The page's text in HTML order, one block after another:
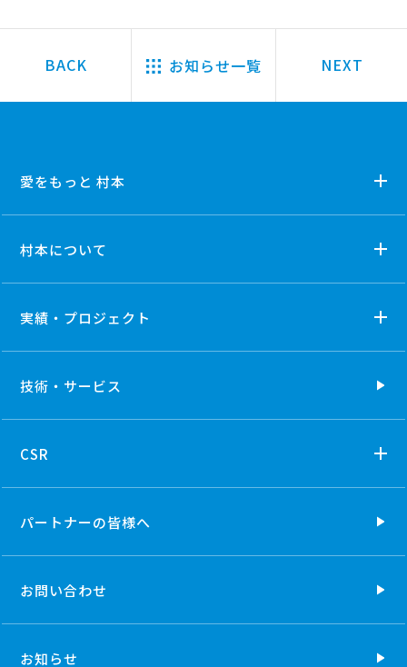
お知らせ一覧
愛をもっと 村本
村本について
実績・プロジェクト
技術・ サービス
CSR
パートナーの皆様へ
お問い合わせ
お知らせ